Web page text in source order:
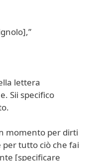
lettera
Sii specifico
momento per dirti
tutto ciò che fai
[specificare